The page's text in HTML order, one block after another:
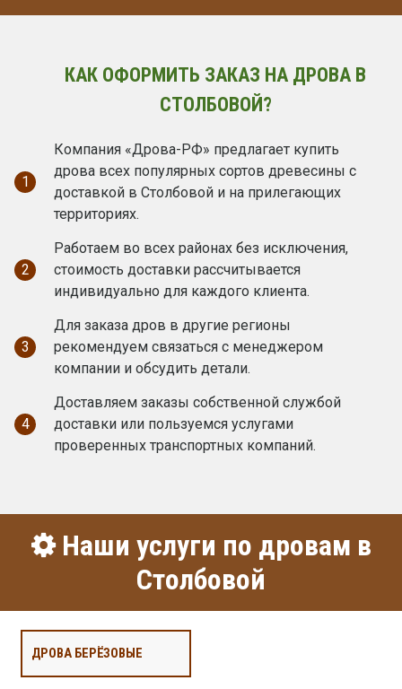
КАК ОФОРМИТЬ ЗАКАЗ НА ДРОВА В
СТОЛБОВОЙ?
1
Компания «Дрова-РФ» предлагает купить
дрова всех популярных сортов древесины с
доставкой в Столбовой и на прилегающих
территориях.
2
Работаем во всех районах без исключения,
стоимость доставки рассчитывается
индивидуально для каждого клиента.
3
Для заказа дров в другие регионы
рекомендуем связаться с менеджером
компании и обсудить детали.
4
Доставляем заказы собственной службой
доставки или пользуемся услугами
проверенных транспортных компаний.
Наши услуги по дровам в
Столбовой
ДРОВА БЕРЁЗОВЫЕ